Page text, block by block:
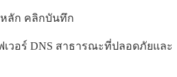
หลัก คลิกบันทึก
เวอร์ DNS สาธารณะที่ปลอดภัยและ